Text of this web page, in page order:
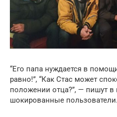
“Его папа нуждается в
равно!”, “Как Стас может
положении отца?”, — пишут в
шокированные пользователи.